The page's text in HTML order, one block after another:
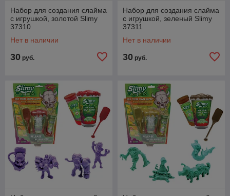
Набор для создания слайма
с игрушкой, золотой Slimy
37310
Нет в наличии
30 руб.
Набор для создания слайма
с игрушкой, зеленый Slimy
37311
Нет в наличии
30 руб.